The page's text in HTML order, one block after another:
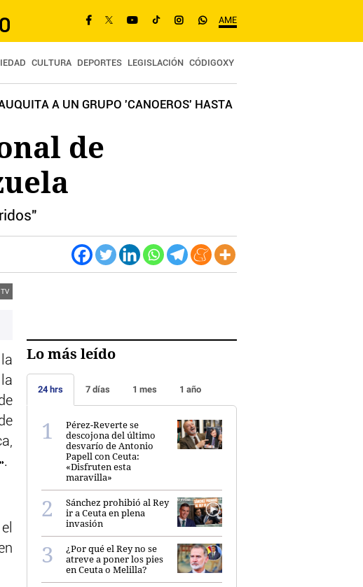
AME
CULTURA DEPORTES LEGISLACIÓN CÓDIGOXY
A UN GRUPO 'CANOEROS' HASTA
de
TV
Lo más leído
24 hrs 7 días 1 mes 1 año
Pérez-Reverte se
descojona del último
desvarío de Antonio
Papell con Ceuta:
«Disfruten esta
maravilla»
Sánchez prohibió al Rey
ir a Ceuta en plena
invasión
¿Por qué el Rey no se
atreve a poner los pies
en Ceuta o Melilla?